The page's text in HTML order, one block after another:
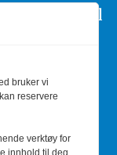
til
Du kan
Faglige
bruker vi
reservere
verktøy for
innhold til deg